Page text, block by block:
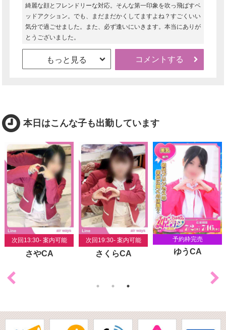
綺麗な顔とフレンドリーな対応。そんな第一印象を吹っ飛ばすベ
ッドアクション。でも、まだまだかくしてますよね？すごくいい
気分で過ごせました。また、必ず逢いにいきます。本当にありが
とうございました。
もっと見る コメントする
本日はこんな子も出勤しています
次回13:30- 案内可能
さやCA
次回19:30- 案内可能
さくらCA
予約枠完売
ゆうCA